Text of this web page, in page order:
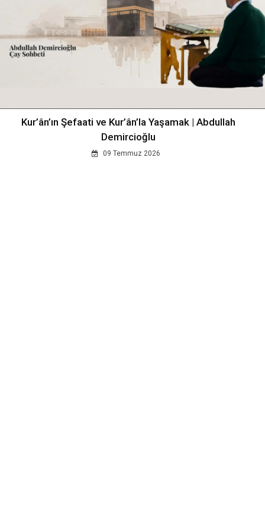
Kur’ân’ın Şefaati ve Kur’ân’la Yaşamak | Abdullah
Demircioğlu
09 Temmuz 2026